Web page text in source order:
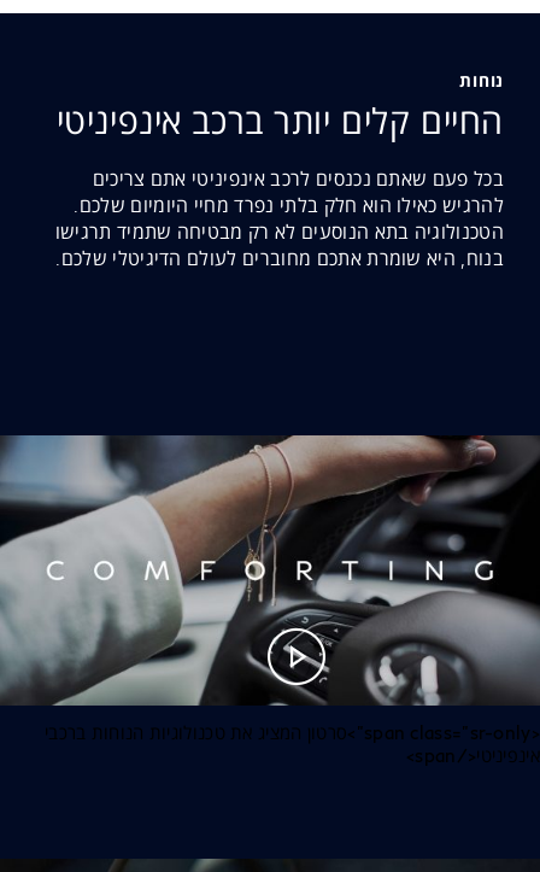
נוחות
החיים קלים יותר ברכב אינפיניטי
בכל פעם שאתם נכנסים לרכב אינפיניטי אתם צריכים
להרגיש כאילו הוא חלק בלתי נפרד מחיי היומיום שלכם.
הטכנולוגיה בתא הנוסעים לא רק מבטיחה שתמיד תרגישו
בנוח, היא שומרת אתכם מחוברים לעולם הדיגיטלי שלכם.
<span class="sr-only">סרטון המציג את טכנולוגיות הנוחות ברכבי
אינפיניטי</span>